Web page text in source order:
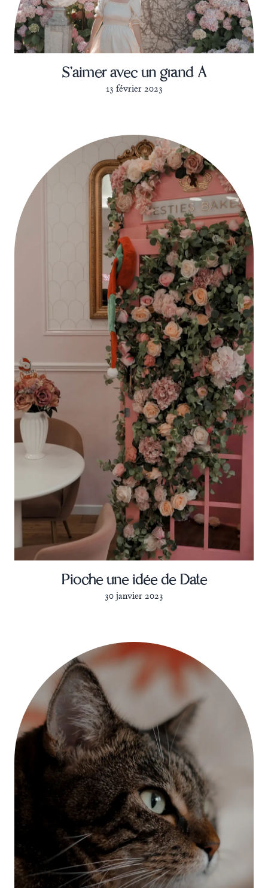
entrer
séléctionner flèche du haut et du bas
naviguer
S'aimer avec un grand A
13 février 2023
Pioche une idée de Date
30 janvier 2023